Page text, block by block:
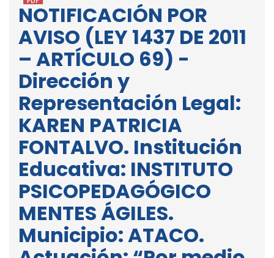
NOTIFICACIÓN POR
AVISO (LEY 1437 DE 2011
– ARTÍCULO 69) -
Dirección y
Representación Legal:
KAREN PATRICIA
FONTALVO. Institución
Educativa: INSTITUTO
PSICOPEDAGÓGICO
MENTES ÁGILES.
Municipio: ATACO.